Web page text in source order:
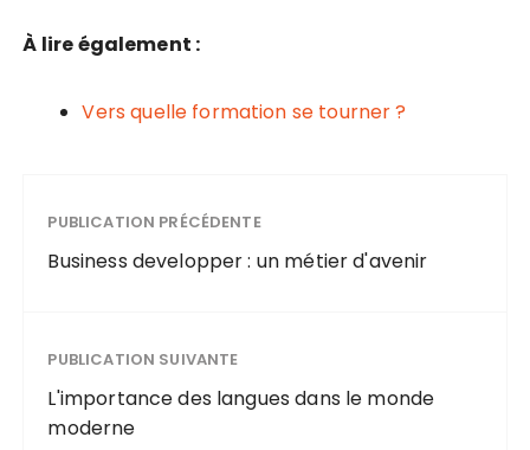
À lire également :
Vers quelle formation se tourner ?
PUBLICATION PRÉCÉDENTE
Business developper : un métier d'avenir
PUBLICATION SUIVANTE
L'importance des langues dans le monde
moderne